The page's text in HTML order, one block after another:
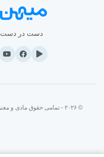
دست در دست،
© ۲۰۲۶ - تمامی حقوق مادی